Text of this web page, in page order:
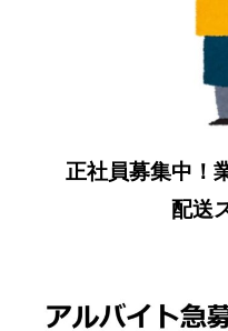
正社員募集中！
配送